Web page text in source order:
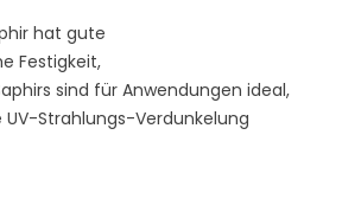
hat gute
Festigkeit,
sind für Anwendungen ideal,
Strahlungs-Verdunkelung